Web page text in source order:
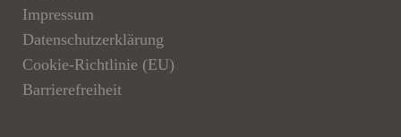
Impressum
Datenschutzerklärung
Cookie-Richtlinie (EU)
Barrierefreiheit